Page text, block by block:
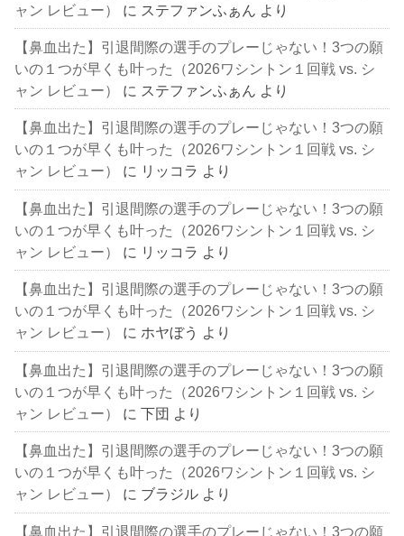
ャン レビュー）
に ステファンふぁん より
【鼻血出た】引退間際の選手のプレーじゃない！3つの願
いの１つが早くも叶った（2026ワシントン１回戦 vs. シ
ャン レビュー）
に ステファンふぁん より
【鼻血出た】引退間際の選手のプレーじゃない！3つの願
いの１つが早くも叶った（2026ワシントン１回戦 vs. シ
ャン レビュー）
に リッコラ より
【鼻血出た】引退間際の選手のプレーじゃない！3つの願
いの１つが早くも叶った（2026ワシントン１回戦 vs. シ
ャン レビュー）
に リッコラ より
【鼻血出た】引退間際の選手のプレーじゃない！3つの願
いの１つが早くも叶った（2026ワシントン１回戦 vs. シ
ャン レビュー）
に ホヤぼう より
【鼻血出た】引退間際の選手のプレーじゃない！3つの願
いの１つが早くも叶った（2026ワシントン１回戦 vs. シ
ャン レビュー）
に下団 より
【鼻血出た】引退間際の選手のプレーじゃない！3つの願
いの１つが早くも叶った（2026ワシントン１回戦 vs. シ
ャン レビュー）
に ブラジル より
【鼻血出た】引退間際の選手のプレーじゃない！3つの願